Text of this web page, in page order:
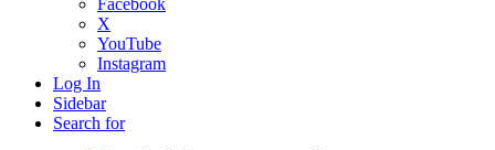
Facebook
X
YouTube
Instagram
Log In
Sidebar
Search for